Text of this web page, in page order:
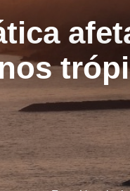
nos